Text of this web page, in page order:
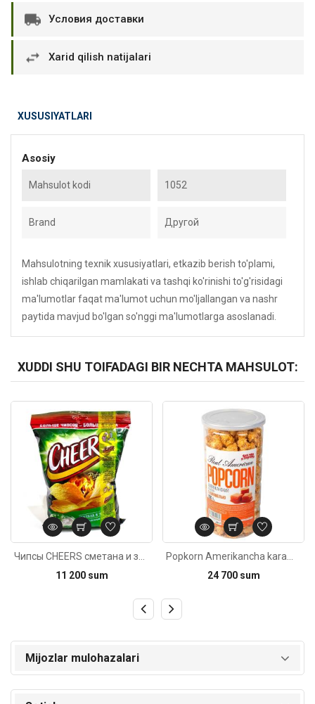
Условия доставки
Xarid qilish natijalari
XUSUSIYATLARI
Asosiy
Mahsulot kodi 1052
Brand Другой
Mahsulotning texnik xususiyatlari, etkazib berish to'plami,
ishlab chiqarilgan mamlakati va tashqi ko'rinishi to'g'risidagi
ma'lumotlar faqat ma'lumot uchun mo'ljallangan va nashr
paytida mavjud bo'lgan so'nggi ma'lumotlarga asoslanadi.
XUDDI SHU TOIFADAGI BIR NECHTA MAHSULOT:
11 200 sum
Kod: 5032
24 700 sum
Kod: 2267
Mijozlar mulohazalari